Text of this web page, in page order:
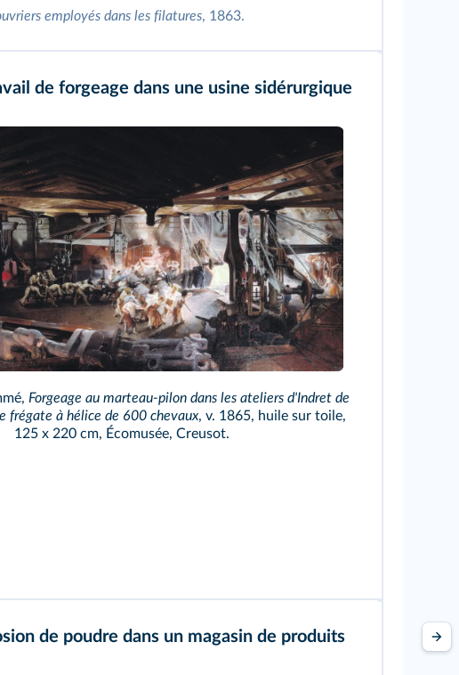
employés dans les filatures, 1863.
de forgeage dans une usine sidérurgique
Forgeage au marteau-pilon dans les ateliers d'Indret de
frégate à hélice de 600 chevaux, v. 1865, huile sur toile,
125 x 220 cm, Écomusée, Creusot.
de poudre dans un magasin de produits